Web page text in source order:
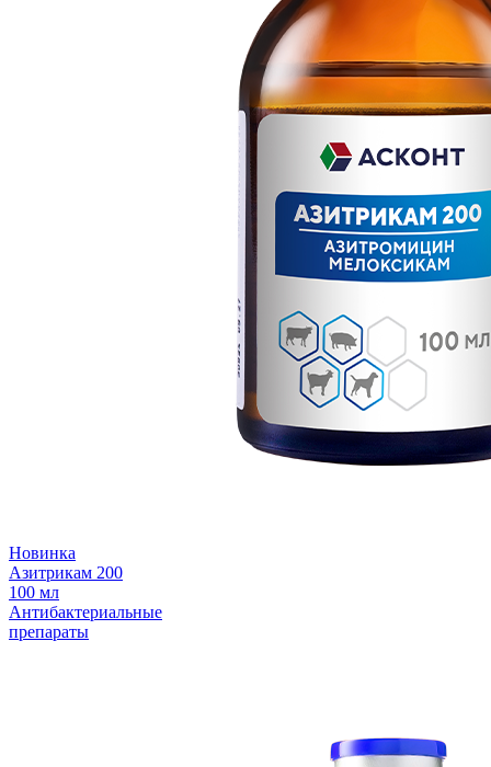
Новинка
Азитрикам 200
100 мл
Антибактериальные
препараты